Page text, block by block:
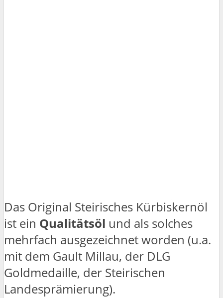
Das Original Steirisches Kürbiskernöl
ist ein Qualitätsöl und als solches
mehrfach ausgezeichnet worden (u.a.
mit dem Gault Millau, der DLG
Goldmedaille, der Steirischen
Landesprämierung).